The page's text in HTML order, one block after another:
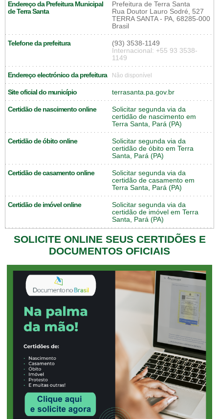
Endereço da Prefeitura Municipal
de Terra Santa
Prefeitura de Terra Santa
Rua Doutor Lauro Sodré, 527
TERRA SANTA - PA, 68285-000
Brasil
Telefone da prefeitura
(93) 3538-1149
Internacional: +55 93 3538-
1149
Endereço electrónico da prefeitura Não disponível
Site oficial do município terrasanta.pa.gov.br
Certidão de nascimento online
Solicitar segunda via da
certidão de nascimento em
Terra Santa, Pará (PA)
Certidão de óbito online
Solicitar segunda via da
certidão de óbito em Terra
Santa, Pará (PA)
Certidão de casamento online
Solicitar segunda via da
certidão de casamento em
Terra Santa, Pará (PA)
Certidão de imóvel online
Solicitar segunda via da
certidão de imóvel em Terra
Santa, Pará (PA)
SOLICITE ONLINE SEUS CERTIDÕES E
DOCUMENTOS OFICIAIS